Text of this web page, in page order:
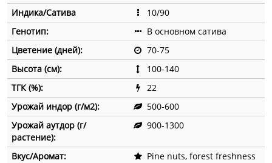
Индика/Сатива
10/90
Генотип:
В основном сатива
Цветение (дней):
70-75
Высота (см):
100-140
ТГК (%):
22
Урожай индор (г/м2):
500-600
Урожай аутдор (г/
растение):
900-1300
Вкус/Аромат:
Pine nuts, forest freshness